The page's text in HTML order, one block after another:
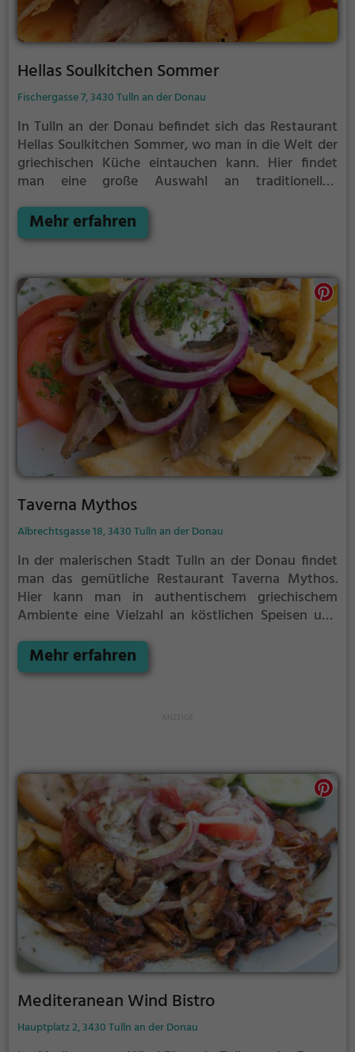
Hellas Soulkitchen Sommer
Fischergasse 7, 3430 Tulln an der Donau
In Tulln an der Donau befindet sich das Restaurant
Hellas Soulkitchen Sommer, wo man in die Welt der
griechischen Küche eintauchen kann. Hier findet
man eine große Auswahl an traditionellen
sowie vegane und vegetarische Speisen. Die
Atmosphäre im Restaurant lädt dazu ein, gemütliche
während man die Vielfalt an Getränken und Speisen
genießt. Tauche ein in die lebendige Atmosphäre
und spüre das mediterrane Ambiente, das einen
Hauch von Urlaub nach Tulln bringt. Ein Besuch im
Hellas Soulkitchen Sommer ist ein kulinarisches
Erlebnis, das man nicht verpassen sollte.
Mehr erfahren
Taverna Mythos
Albrechtsgasse 18, 3430 Tulln an der Donau
In der malerischen Stadt Tulln an der Donau findet
man das gemütliche Restaurant Taverna Mythos.
Hier kann man in authentischem griechischem
Ambiente eine Vielzahl an köstlichen Speisen und
gegrillte Spezialitäten, erfrischendes Bier oder edlen
Wein hat, hier wird man fündig. Auch für vegane und
Mehr erfahren
Mediteranean Wind Bistro
Hauptplatz 2, 3430 Tulln an der Donau